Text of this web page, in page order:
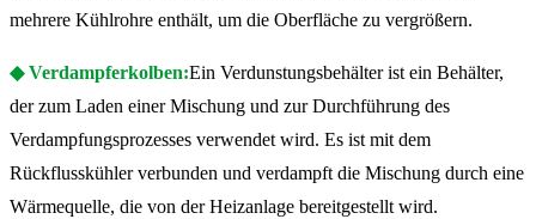
mehrere Kühlrohre enthält, um die Oberfläche zu vergrößern.
◆ Verdampferkolben:Ein Verdunstungsbehälter ist ein Behälter,
der zum Laden einer Mischung und zur Durchführung des
Verdampfungsprozesses verwendet wird. Es ist mit dem
Rückflusskühler verbunden und verdampft die Mischung durch eine
Wärmequelle, die von der Heizanlage bereitgestellt wird.